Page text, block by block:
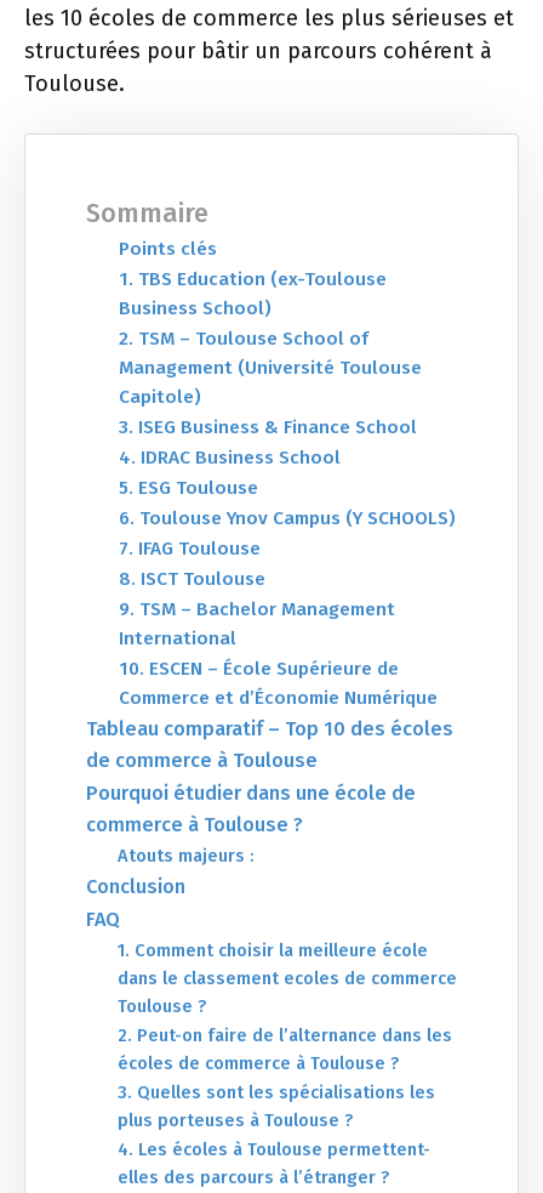
les 10 écoles de commerce les plus sérieuses et
structurées pour bâtir un parcours cohérent à
Toulouse.
Sommaire
Points clés
1. TBS Education (ex-Toulouse
Business School)
2. TSM – Toulouse School of
Management (Université Toulouse
Capitole)
3. ISEG Business & Finance School
4. IDRAC Business School
5. ESG Toulouse
6. Toulouse Ynov Campus (Y SCHOOLS)
7. IFAG Toulouse
8. ISCT Toulouse
9. TSM – Bachelor Management
International
10. ESCEN – École Supérieure de
Commerce et d’Économie Numérique
Tableau comparatif – Top 10 des écoles
de commerce à Toulouse
Pourquoi étudier dans une école de
commerce à Toulouse ?
Atouts majeurs :
Conclusion
FAQ
1. Comment choisir la meilleure école
dans le classement ecoles de commerce
Toulouse ?
2. Peut-on faire de l’alternance dans les
écoles de commerce à Toulouse ?
3. Quelles sont les spécialisations les
plus porteuses à Toulouse ?
4. Les écoles à Toulouse permettent-
elles des parcours à l’étranger ?